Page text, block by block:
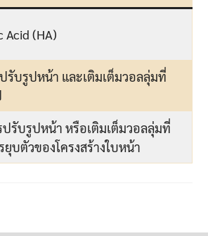
Acid (HA)
รับรูปหน้า และเติมเต็มวอลลุ่มที่
รับรูปหน้า หรือเติมเต็มวอลลุ่มที่
ยุบตัวของโครงสร้างใบหน้า